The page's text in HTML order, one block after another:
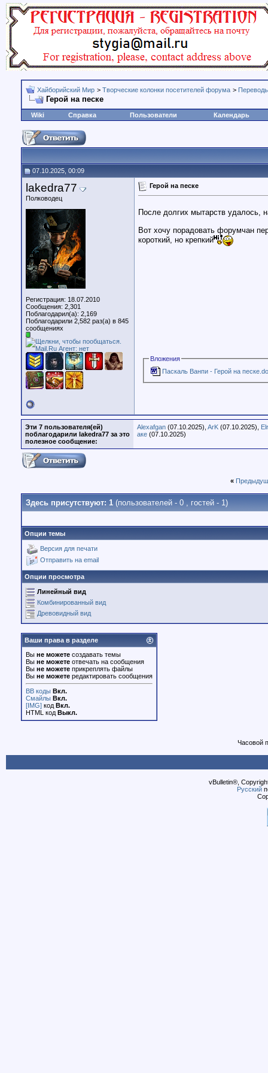
Хайборийский Мир > Творческие колонки посетителей форума >
Герой на песке
Wiki Справка Пользователи Календарь
07.10.2025, 00:09
lakedra77
Полководец
Регистрация: 18.07.2010
Сообщения: 2,301
Поблагодарил(а): 2,169
Поблагодарили 2,582 раз(а) в 845
сообщениях
Герой на песке
После долгих мытарств удалось,
Вот хочу порадовать форумчан
короткий, но крепкий
Вложения
Паскаль Ванпи - Герой на
Эти 7 пользователя(ей)
поблагодарили lakedra77 за это
полезное сообщение:
Alexafgan (07.10.2025), ArK (07.10.2025),
аке (07.10.2025)
«
Здесь присутствуют: 1 (пользователей - 0 , гостей - 1)
Опции темы
Версия для печати
Отправить на email
Опции просмотра
Линейный вид
Комбинированный вид
Древовидный вид
Ваши права в разделе
Вы не можете создавать темы
Вы не можете отвечать на сообщения
Вы не можете прикреплять файлы
Вы не можете редактировать сообщения
BB коды Вкл.
Смайлы Вкл.
[IMG] код Вкл.
HTML код Выкл.
Часовой
vBulletin®,
Русский